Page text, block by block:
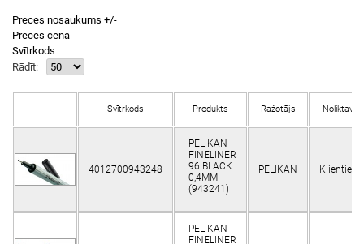
Preces nosaukums +/-
Preces cena
Svītrkods
Rādīt:
Svītrkods Produkts Ražotājs Noliktavā
4012700943248
PELIKAN
FINELINER
96 BLACK
0,4MM
(943241)
PELIKAN Klientiem
PELIKAN
FINELINER